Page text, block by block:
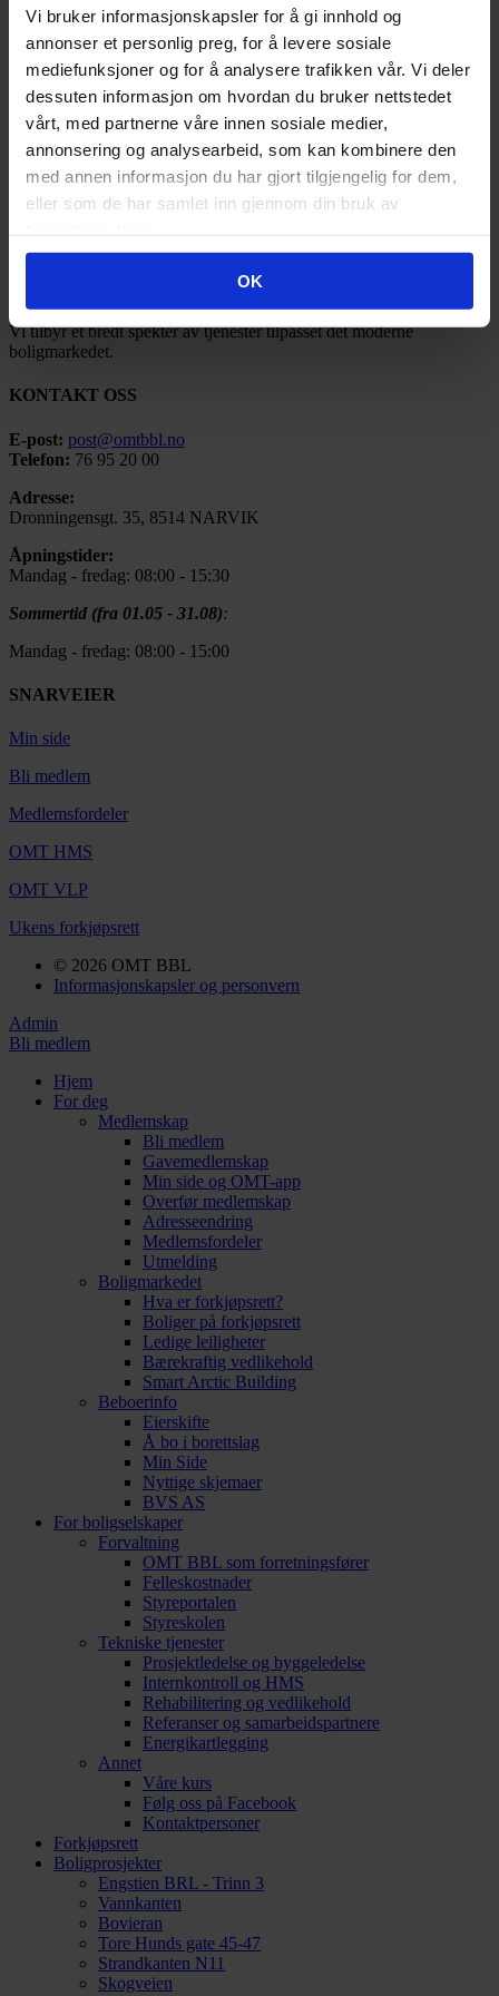
Vi bruker informasjonskapsler for å gi innhold og
annonser et personlig preg, for å levere sosiale
mediefunksjoner og for å analysere trafikken vår. Vi deler
dessuten informasjon om hvordan du bruker nettstedet
vårt, med partnerne våre innen sosiale medier,
annonsering og analysearbeid, som kan kombinere den
med annen informasjon du har gjort tilgjengelig for dem,
eller som de har samlet inn gjennom din bruk av
OK
2020
(17)
2019 (77)
2018(91)
2017(141)
(185)
2015(35)
2014(3)
2013(1)
2012
2011(3)
Ofoten Midt-Troms Boligbyggelag ble stiftet under navnet Narvik
Boligbyggelag så tidlig som i 1946.
Vi tilbyr et bredt spekter av tjenester tilpasset det moderne
boligmarkedet.
KONTAKT OSS
E-post: post@omtbbl.no
Telefon: 76 95 20 00
Adresse:
Dronningensgt. 35, 8514 NARVIK
Åpningstider:
Mandag - fredag: 08:00 - 15:30
Sommertid (fra 01.05 - 31.08):
Mandag - fredag: 08:00 - 15:00
SNARVEIER
Min side
Bli medlem
Medlemsfordeler
OMT HMS
OMT VLP
Ukens forkjøpsrett
© 2026 OMT BBL
Informasjonskapsler og personvern
Admin
Bli medlem
Hjem
For deg
Medlemskap
Bli medlem
Gavemedlemskap
Min side og OMT-app
Overfør medlemskap
Adresseendring
Medlemsfordeler
Utmelding
Boligmarkedet
Hva er forkjøpsrett?
Boliger på forkjøpsrett
Ledige leiligheter
Bærekraftig vedlikehold
Smart Arctic Building
Beboerinfo
Eierskifte
Å bo i borettslag
Min Side
Nyttige skjemaer
BVS AS
For boligselskaper
Forvaltning
OMT BBL som forretningsfører
Felleskostnader
Styreportalen
Styreskolen
Tekniske tjenester
Prosjektledelse og byggeledelse
Internkontroll og HMS
Rehabilitering og vedlikehold
Referanser og samarbeidspartnere
Energikartlegging
Annet
Våre kurs
Følg oss på Facebook
Kontaktpersoner
Forkjøpsrett
Boligprosjekter
Engstien BRL - Trinn 3
Vannkanten
Bovieran
Tore Hunds gate 45-47
Strandkanten N11
Skogveien